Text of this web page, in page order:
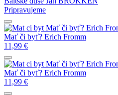
Pripravujeme
Mať či byť? Erich
Mať či byť? Erich Fromm
11,99 €
Mať či byť? Erich
Mať či byť? Erich Fromm
11,99 €